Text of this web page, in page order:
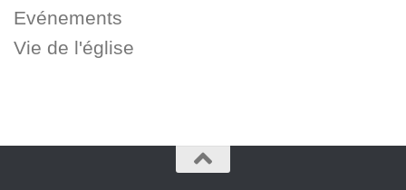
Evénements
Vie de l'église